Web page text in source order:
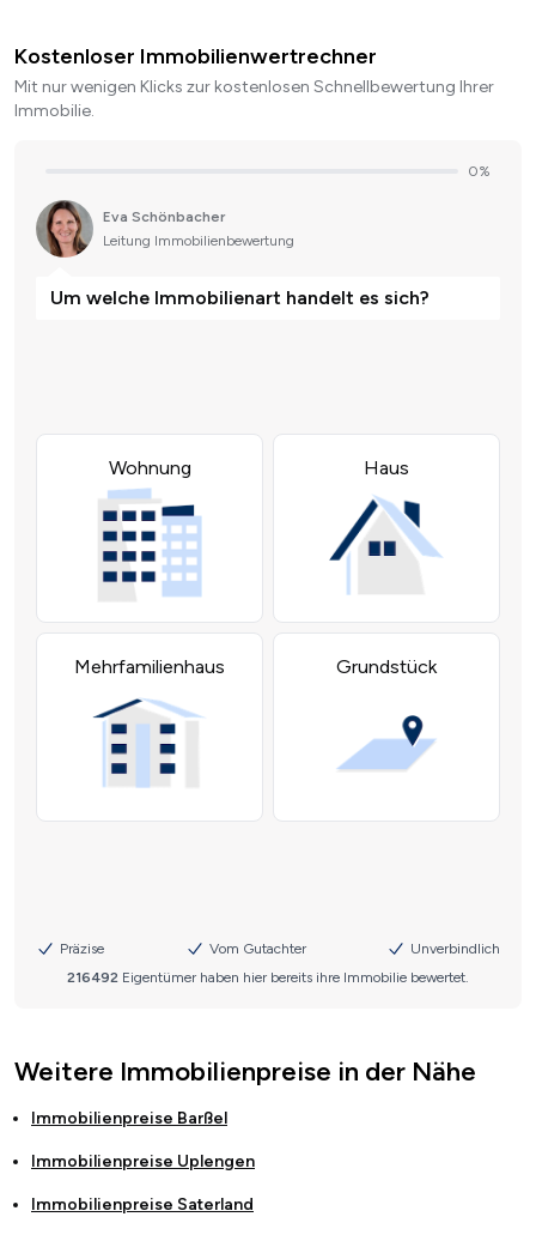
Kostenloser Immobilienwertrechner
Mit nur wenigen Klicks zur kostenlosen Schnellbewertung Ihrer
Immobilie.
Weitere Immobilienpreise in der Nähe
Immobilienpreise Barßel
Immobilienpreise Uplengen
Immobilienpreise Saterland